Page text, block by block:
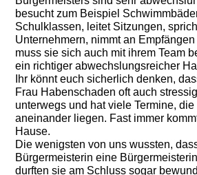
besucht zum Beispiel
Schulklassen, leitet Sitzungen,
Unternehmern, nimmt an
muss sie sich auch mit ihrem Team
ein richtiger abwechslungsreicher
Ihr könnt euch sicherlich denken,
Frau Habenschaden oft auch
unterwegs und hat viele Termine, die
aneinander liegen. Fast immer
Hause.
Die wenigsten von uns wussten,
Bürgermeisterin eine
durften sie am Schluss sogar